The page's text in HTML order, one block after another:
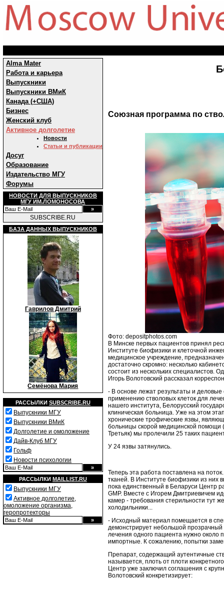
Alma Mater
Работа и карьера
Выпускники
Выпускники ВМиК
Канада (+США)
Бизнес
Женский клуб
Активное долголетие
Новости
Статьи и публикации
Досуг
Образование
Издательство МГУ
Форумы
НОВОСТИ ДЛЯ ВЫПУСКНИКОВ
МГУ ИМ.ЛОМОНОСОВА
SUBSCRIBE.RU
БАЗА ДАННЫХ ВЫПУСКНИКОВ
Гаврилов Дмитрий
Семёнова Мария
РАССЫЛКИ SUBSCRIBE.RU
Выпускники МГУ
Выпускники ВМиК
Долголетие и омоложение
Дайв-Клуб МГУ
Гольф
Новости психологии
РАССЫЛКИ MAILLIST.RU
Выпускники МГУ
Активное долголетие,
омоложение организма,
геропротекторы
Союзная программа по
Фото: depositphotos.com
В Минске первых пациентов принял
Институте биофизики и клеточной
медицинское учреждение,
достаточно скромно: несколько
состоит из нескольких специалистов.
Игорь Волотовский рассказал
- В основе лежат результаты и
применению стволовых клеток для
нашего института, Белорусский
клиническая больница. Уже на этом
хронические трофические язвы,
больницы скорой медицинской
Третьяк) мы пролечили 25 таких
У 24 язвы затянулись.
Теперь эта работа поставлена на
тканей. В Институте биофизики из них
пока единственный в Беларуси Центр
GMP. Вместе с Игорем Дмитриевичем
камер - требования стерильности тут
холодильники...
- Исходный материал помещается в
демонстрирует небольшой
лечения одного пациента нужно около
импортные. К сожалению, попытки
Препарат, содержащий аутентичные
называется, плоть от плоти
Центр уже заключил соглашения с
Волотовский конкретизирует: